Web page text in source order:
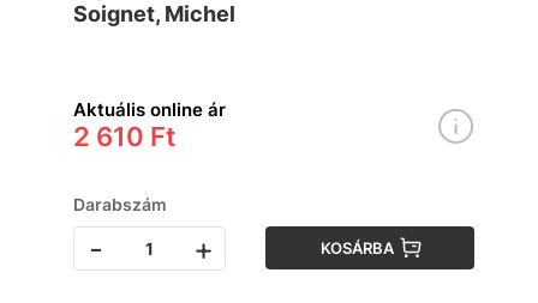
Soignet, Michel
Aktuális online ár
2 610 Ft
Darabszám
- + KOSÁRBA